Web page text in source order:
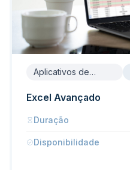
Aplicativos de
Excel Avançado
Duração
Disponibilidade